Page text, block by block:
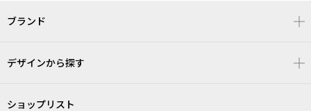
ブランド
デザインから探す
ショップリスト